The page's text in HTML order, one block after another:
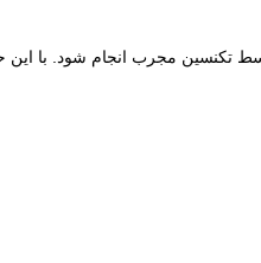
مجرب انجام شود. با این